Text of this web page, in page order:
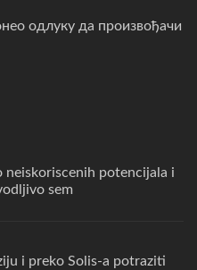
одлуку да произвођачи
neiskoriscenih potencijala i
sem
i preko Solis-a potraziti